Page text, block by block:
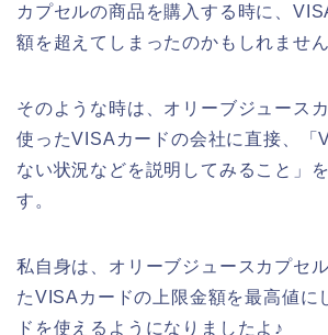
カプセルの商品を購入する時に、
額を超えてしまったのかもしれませ
そのような時は、オリーブジュース
使ったVISAカードの会社に直接、「
ない状況などを説明してみること」
す。
私自身は、オリーブジュースカプセ
たVISAカードの上限金額を最高値に
ドを使えるようになりましたよ♪